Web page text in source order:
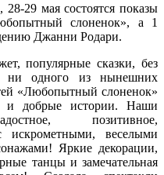
29 мая состоятся показы
слоненок», а 1
Джанни Родари.
популярные сказки, без
ни одного из нынешних
«Любопытный слоненок»
и добрые истории. Наши
позитивное,
искрометными, веселыми
Яркие декорации,
танцы и замечательная